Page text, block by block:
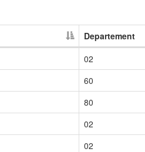
Departement
02
60
80
02
02